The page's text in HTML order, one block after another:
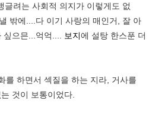
글려는 사회적 의지가 이렇게도 없
밖에....다 이기 사랑의 매인거, 잘 아
으믄...억억....
보지에 설탕 한스푼 더
를 하면서 섹질을 하는 지라, 거사를
것이 보통이었다.